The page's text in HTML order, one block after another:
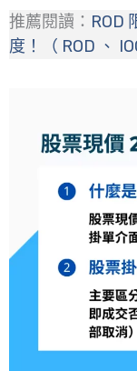
推薦閱讀： ROD
度！（ ROD 、